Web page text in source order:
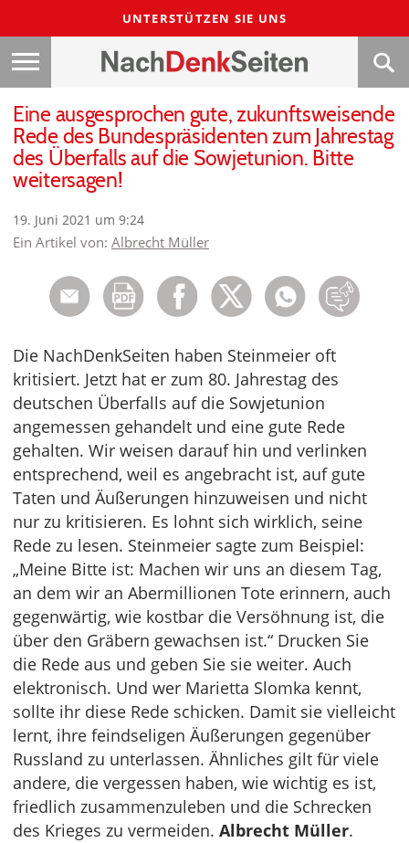
UNTERSTÜTZEN SIE UNS
Eine ausgesprochen gute, zukunftsweisende
Rede des Bundespräsidenten zum Jahrestag
des Überfalls auf die Sowjetunion. Bitte
weitersagen!
19. Juni 2021 um 9:24
Ein Artikel von: Albrecht Müller
Die NachDenkSeiten haben Steinmeier oft
kritisiert. Jetzt hat er zum 80. Jahrestag des
deutschen Überfalls auf die Sowjetunion
angemessen gehandelt und eine gute Rede
gehalten. Wir weisen darauf hin und verlinken
entsprechend, weil es angebracht ist, auf gute
Taten und Äußerungen hinzuweisen und nicht
nur zu kritisieren. Es lohnt sich wirklich, seine
Rede zu lesen. Steinmeier sagte zum Beispiel:
„Meine Bitte ist: Machen wir uns an diesem Tag,
an dem wir an Abermillionen Tote erinnern, auch
gegenwärtig, wie kostbar die Versöhnung ist, die
über den Gräbern gewachsen ist.“ Drucken Sie
die Rede aus und geben Sie sie weiter. Auch
elektronisch. Und wer Marietta Slomka kennt,
sollte ihr diese Rede schicken. Damit sie vielleicht
lernt, ihre feindseligen Äußerungen gegenüber
Russland zu unterlassen. Ähnliches gilt für viele
andere, die vergessen haben, wie wichtig es ist,
friedlich zusammenzuleben und die Schrecken
des Krieges zu vermeiden. Albrecht Müller.